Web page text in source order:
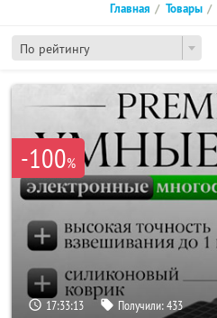
По рейтингу
Главная Товары
-100%
17:33:13 Получили:433